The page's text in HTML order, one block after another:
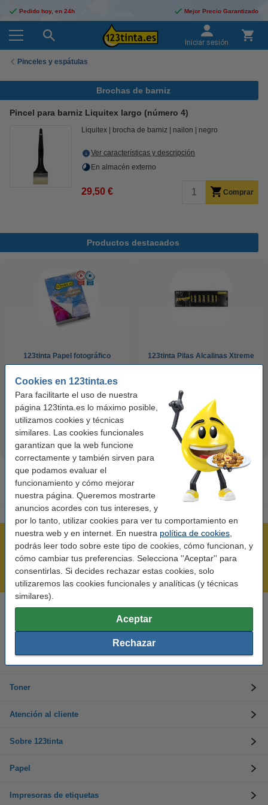
Cookies en 123tinta.es
Para facilitarte el uso de nuestra
página 123tinta.es lo máximo posible,
utilizamos cookies y técnicas
similares. Las cookies funcionales
garantizan que la web funcione
correctamente y también sirven para
que podamos evaluar el
funcionamiento y cómo mejorar
nuestra página. Queremos mostrarte
anuncios acordes con tus intereses, y
por lo tanto, utilizar cookies para ver tu comportamiento en
nuestra web y en internet. En nuestra política de cookies
podrás leer todo sobre este tipo de cookies, cómo funcionan, y
cómo cambiar tus preferencias. Selecciona ''Aceptar'' para
consentirlas. Si decides rechazar estas cookies, solo
utilizaremos las cookies funcionales y analíticas (y técnicas
similares).
Aceptar
Rechazar
Pedido hoy, en 24h Mejor Precio Garantizado
Iniciar sesión
Pinceles y espátulas
Brochas de barniz
Pincel para barniz Liquitex largo (número 4)
Liquitex brocha de barniz nailon negro
Ver características y descripción
En almacén externo
29,50 € Comprar
Productos destacados
123tinta Papel fotográfico
15 cm | 260g | 100 hojas
10,50 € Incl. 21% IVA
123tinta Pilas Alcalinas Xtreme
14,50 € Incl. 21% IVA
Rápido y sencillo
¡Recibe en 24 horas!
Mejor Precio Garantizado
Llámanos al 900 123 247
En días laborables de 09:00 a 20:00.
Toner
Atención al cliente
Sobre 123tinta
Papel
Impresoras de etiquetas